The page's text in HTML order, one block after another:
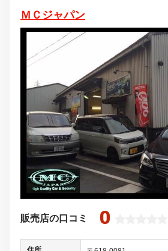
ＭＣジャパン
販売店の口コミ 0